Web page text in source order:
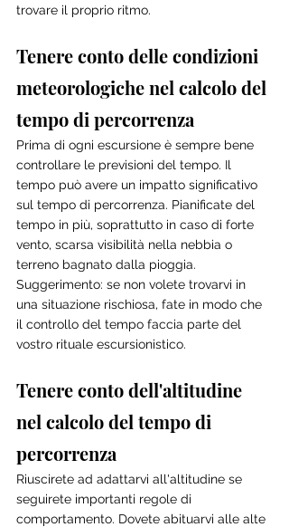
trovare il proprio ritmo.
Tenere conto delle condizioni
meteorologiche nel calcolo del
tempo di percorrenza
Prima di ogni escursione è sempre bene
controllare le previsioni del tempo. Il
tempo può avere un impatto significativo
sul tempo di percorrenza. Pianificate del
tempo in più, soprattutto in caso di forte
vento, scarsa visibilità nella nebbia o
terreno bagnato dalla pioggia.
Suggerimento: se non volete trovarvi in
una situazione rischiosa, fate in modo che
il controllo del tempo faccia parte del
vostro rituale escursionistico.
Tenere conto dell'altitudine
nel calcolo del tempo di
percorrenza
Riuscirete ad adattarvi all'altitudine se
seguirete importanti regole di
comportamento. Dovete abituarvi alle alte